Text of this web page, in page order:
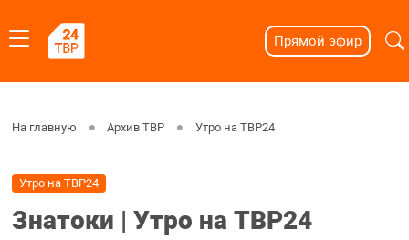
Прямой эфир
На главную Архив ТВР Утро на ТВР24
Утро на ТВР24
Знатоки | Утро на ТВР24